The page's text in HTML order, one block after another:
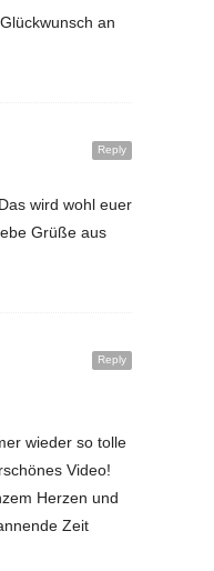
an
Reply
wird wohl euer
Grüße aus
Reply
wieder so tolle
Video!
Herzen und
Zeit